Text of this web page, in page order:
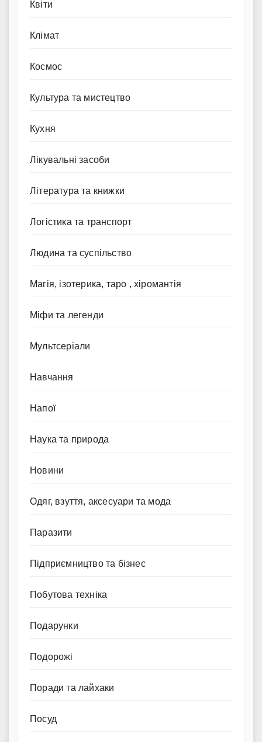
Квіти
Клімат
Космос
Культура та мистецтво
Кухня
Лікувальні засоби
Література та книжки
Логістика та транспорт
Людина та суспільство
Магія, ізотерика, таро , хіромантія
Міфи та легенди
Мультсеріали
Навчання
Напої
Наука та природа
Новини
Одяг, взуття, аксесуари та мода
Паразити
Підприємництво та бізнес
Побутова техніка
Подарунки
Подорожі
Поради та лайхаки
Посуд